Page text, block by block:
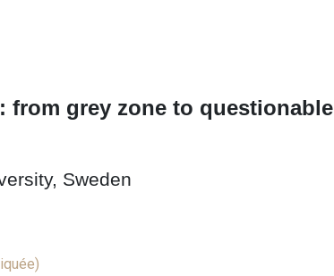
grey zone to questionable
Sweden